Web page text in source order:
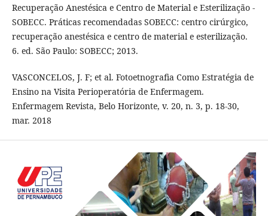
Recuperação Anestésica e Centro de Material e Esterilização -
SOBECC. Práticas recomendadas SOBECC: centro cirúrgico,
recuperação anestésica e centro de material e esterilização.
6. ed. São Paulo: SOBECC; 2013.
VASCONCELOS, J. F; et al. Fotoetnografia Como Estratégia de
Ensino na Visita Perioperatória de Enfermagem.
Enfermagem Revista, Belo Horizonte, v. 20, n. 3, p. 18-30,
mar. 2018